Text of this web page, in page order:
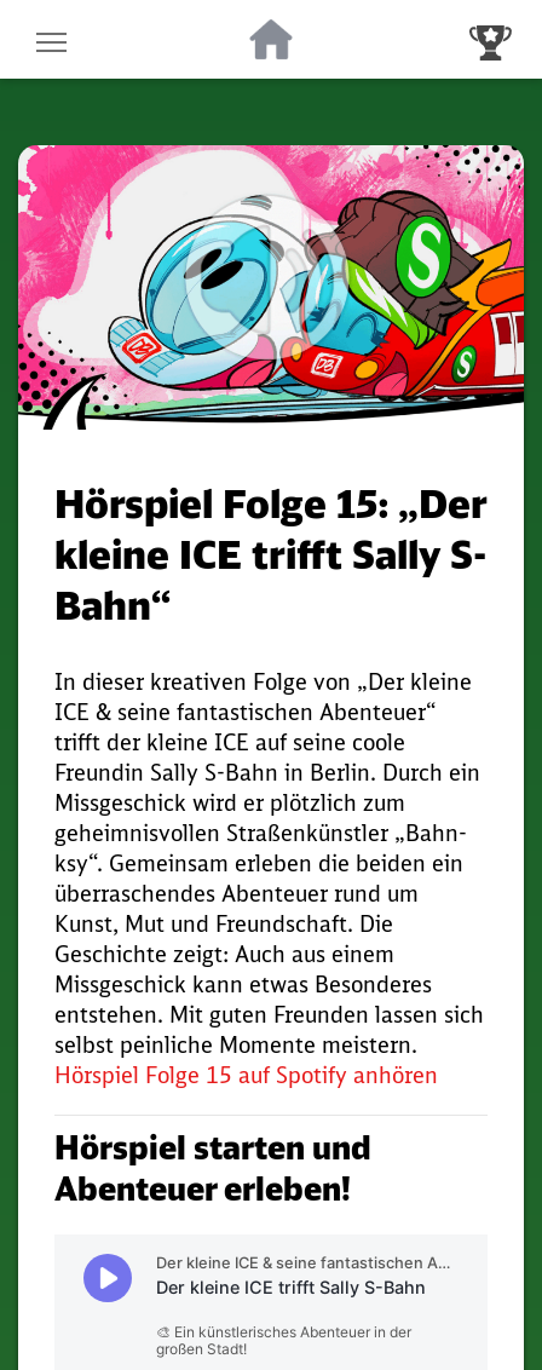
Hörspiel Folge 15: „Der
kleine ICE trifft Sally S-
Bahn“
In dieser kreativen Folge von „Der kleine
ICE & seine fantastischen Abenteuer“
trifft der kleine ICE auf seine coole
Freundin Sally S-Bahn in Berlin. Durch ein
Missgeschick wird er plötzlich zum
geheimnisvollen Straßenkünstler „Bahn-
ksy“. Gemeinsam erleben die beiden ein
überraschendes Abenteuer rund um
Kunst, Mut und Freundschaft. Die
Geschichte zeigt: Auch aus einem
Missgeschick kann etwas Besonderes
entstehen. Mit guten Freunden lassen sich
selbst peinliche Momente meistern.
Hörspiel Folge 15 auf Spotify anhören
Hörspiel starten und
Abenteuer erleben!